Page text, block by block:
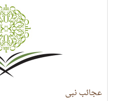
عجائب نبي